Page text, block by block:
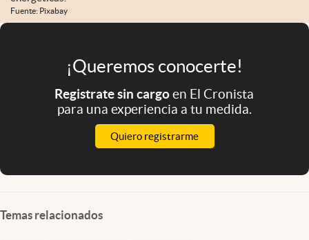
Fuente: Pixabay
¡Queremos conocerte!
Registrate sin cargoen El Cronista
para una experiencia a tu medida.
Quiero registrarme
Temas relacionados